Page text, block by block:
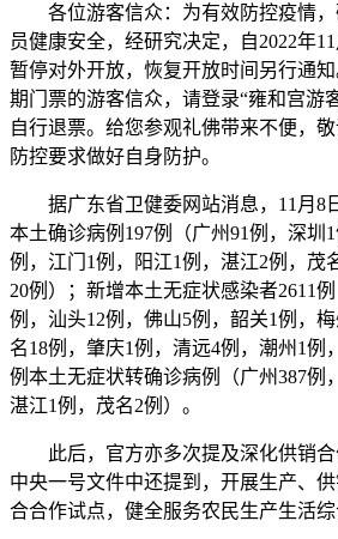
各位游客信众：为有效防控疫情，
员健康安全，经研究决定，自2022年
暂停对外开放，恢复开放时间另行通
期门票的游客信众，请登录“雍和宫游
自行退票。给您参观礼佛带来不便，
防控要求做好自身防护。
据广东省卫健委网站消息，11月8
本土确诊病例197例
（广州91例，深圳
例，江门1例，阳江1例，湛江2例，茂
20例）； 新增本土无症状感染者2611例
例，汕头12例，佛山5例，韶关1例，
名18例，肇庆1例，清远4例，潮州1例
例本土无症状转确诊病例
（广州387例
湛江1例，茂名2例）。
此后，官方亦多次提及深化供销合
中央一号文件中还提到，开展生产、
合合作试点，健全服务农民生产生活综